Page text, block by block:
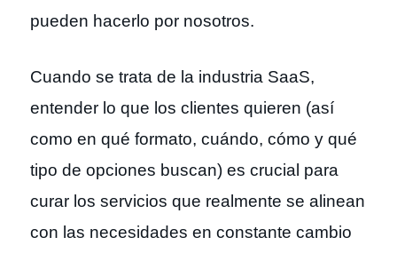
pueden hacerlo por nosotros.
Cuando se trata de la industria SaaS,
entender lo que los clientes quieren (así
como en qué formato, cuándo, cómo y qué
tipo de opciones buscan) es crucial para
curar los servicios que realmente se alinean
con las necesidades en constante cambio